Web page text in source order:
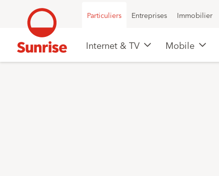
Particuliers Entreprises Immobilier
Internet & TV Mobile